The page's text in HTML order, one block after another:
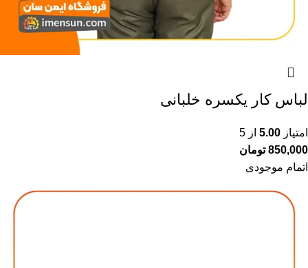
لباس کار یکسره خلبانی
امتیاز 5.00 از 5
850,000 تومان
اتمام موجودی